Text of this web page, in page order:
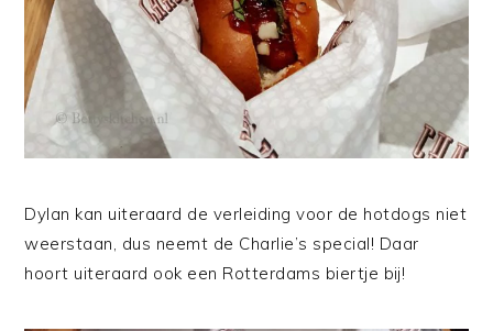
Dylan kan uiteraard de verleiding voor de hotdogs niet
weerstaan, dus neemt de Charlie’s special! Daar
hoort uiteraard ook een Rotterdams biertje bij!